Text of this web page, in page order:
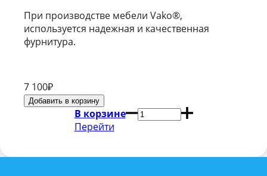
При производстве мебели Vako®,
используется надежная и качественная
фурнитура.
7 100₽
В корзине
Перейти